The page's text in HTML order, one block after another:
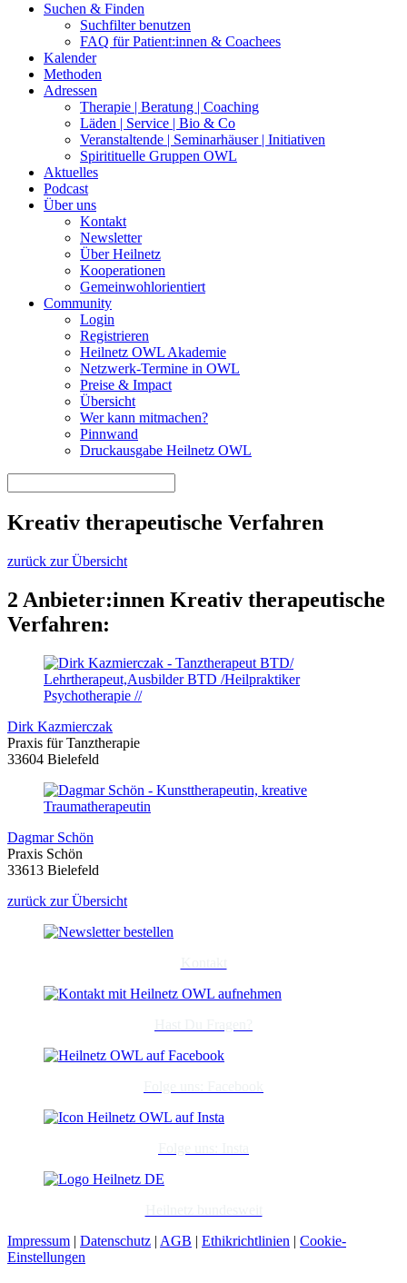
Suchen & Finden
Suchfilter benutzen
FAQ für Patient:innen & Coachees
Kalender
Methoden
Adressen
Therapie | Beratung | Coaching
Läden | Service | Bio & Co
Veranstaltende | Seminarhäuser | Initiativen
Spiritituelle Gruppen OWL
Aktuelles
Podcast
Über uns
Kontakt
Newsletter
Über Heilnetz
Kooperationen
Gemeinwohlorientiert
Community
Login
Registrieren
Heilnetz OWL Akademie
Netzwerk-Termine in OWL
Preise & Impact
Übersicht
Wer kann mitmachen?
Pinnwand
Druckausgabe Heilnetz OWL
Kreativ therapeutische Verfahren
zurück zur Übersicht
2 Anbieter:innen Kreativ therapeutische
Verfahren:
Dirk Kazmierczak
Praxis für Tanztherapie
33604 Bielefeld
Dagmar Schön
Praxis Schön
33613 Bielefeld
zurück zur Übersicht
Impressum | Datenschutz | AGB | Ethikrichtlinien | Cookie-
Einstellungen